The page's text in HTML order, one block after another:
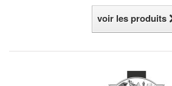
voir les produits